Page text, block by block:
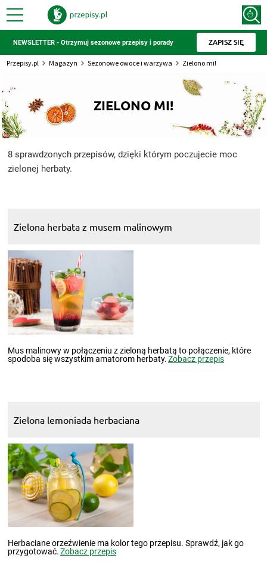
NEWSLETTER - Otrzymuj sezonowe przepisy i porady ZAPISZ SIĘ
Przepisy.pl Magazyn Sezonowe owoce i warzywa Zielono mi!
ZIELONO MI!
8 sprawdzonych przepisów, dzięki którym poczujecie moc
zielonej herbaty.
Zielona herbata z musem malinowym
Mus malinowy w połączeniu z zieloną herbatą to połączenie, które
spodoba się wszystkim amatorom herbaty.Zobacz przepis
Zielona lemoniada herbaciana
Herbaciane orzeźwienie ma kolor tego przepisu. Sprawdź, jak go
przygotować.Zobacz przepis